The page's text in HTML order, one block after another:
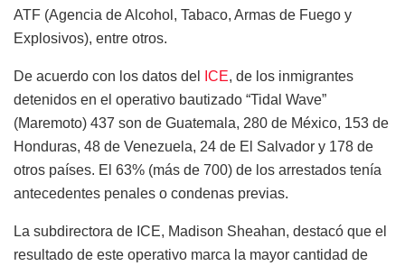
ATF (Agencia de Alcohol, Tabaco, Armas de Fuego y
Explosivos), entre otros.
De acuerdo con los datos del ICE, de los inmigrantes
detenidos en el operativo bautizado “Tidal Wave”
(Maremoto) 437 son de Guatemala, 280 de México, 153 de
Honduras, 48 de Venezuela, 24 de El Salvador y 178 de
otros países. El 63% (más de 700) de los arrestados tenía
antecedentes penales o condenas previas.
La subdirectora de ICE, Madison Sheahan, destacó que el
resultado de este operativo marca la mayor cantidad de